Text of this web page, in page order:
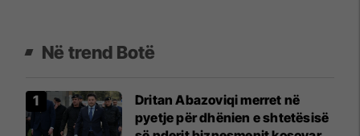
Në trend Botë
Dritan Abazoviqi merret në
pyetje për dhënien e shtetësisë